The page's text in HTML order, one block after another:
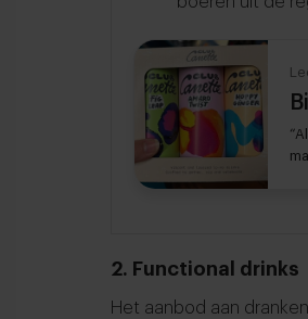
2. Functional drinks
Het aanbod aan